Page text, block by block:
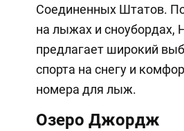
Соединенных Штатов.
на лыжах и сноубордах,
предлагает широкий
спорта на снегу и
номера для лыж.
Озеро Джордж